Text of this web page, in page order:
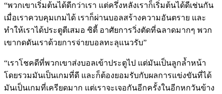
“พวกเขาเริ่มต้นได้ดีกว่าเรา แต่ครึ่งหลังเราก็เริ่มต้นได้ดีเช่นกัน
เมื่อเราควบคุมเกมได้ เราก็ผ่านบอลสร้างความอันตราย และ
ทำให้เราได้ประตูตีเสมอ ซิตี้ อาศัยการวิ่งตัดที่ฉลาดมากๆ พวก
เขากดดันเราด้วยการจ่ายบอลทะลุแนวรับ”
“เราโชคดีที่พวกเขาส่งบอลเข้าประตูไป แต่มันเป็นลูกล้ำหน้า
โดยรวมมันเป็นเกมที่ดี และก็ต้องยอมรับกับผลการแข่งขันที่ได้
มันเป็นเกมที่เครียดมาก แต่เราจะเจอกันอีกครั้งในอีกหกวันข้าง